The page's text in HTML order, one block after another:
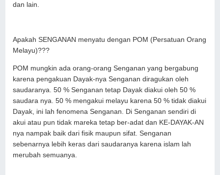
dan lain.
Apakah SENGANAN menyatu dengan POM (Persatuan Orang
Melayu)???
POM mungkin ada orang-orang Senganan yang bergabung
karena pengakuan Dayak-nya Senganan diragukan oleh
saudaranya. 50 % Senganan tetap Dayak diakui oleh 50 %
saudara nya. 50 % mengakui melayu karena 50 % tidak diakui
Dayak, ini lah fenomena Senganan. Di Senganan sendiri di
akui atau pun tidak mareka tetap ber-adat dan KE-DAYAK-AN
nya nampak baik dari fisik maupun sifat. Senganan
sebenarnya lebih keras dari saudaranya karena islam lah
merubah semuanya.